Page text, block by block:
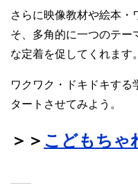
さらに映像教材や絵本・
そ、多角的に一つのテー
な定着を促してくれます。
ワクワク・ドキドキする
タートさせてみよう。
＞＞ こどもちゃ